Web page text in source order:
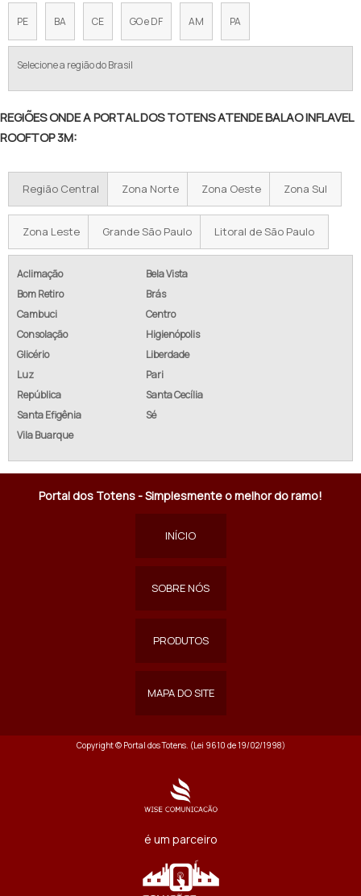
PE BA CE GO e DF AM PA
Selecione a região do Brasil
REGIÕES ONDE A PORTAL DOS TOTENS ATENDE BALAO INFLAVEL
ROOFTOP 3M:
Região Central Zona Norte Zona Oeste Zona Sul
Zona Leste Grande São Paulo Litoral de São Paulo
Aclimação
Bela Vista
Bom Retiro
Brás
Cambuci
Centro
Consolação
Higienópolis
Glicério
Liberdade
Luz
Pari
República
Santa Cecília
Santa Efigênia
Sé
Vila Buarque
Portal dos Totens - Simplesmente o melhor do ramo!
INÍCIO
SOBRE NÓS
PRODUTOS
MAPA DO SITE
Copyright © Portal dos Totens. (Lei 9610 de 19/02/1998)
é um parceiro